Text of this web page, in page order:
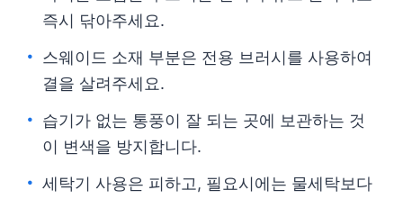
즉시 닦아주세요.
스웨이드 소재 부분은 전용 브러시를 사용하여
결을 살려주세요.
습기가 없는 통풍이 잘 되는 곳에 보관하는 것
이 변색을 방지합니다.
세탁기 사용은 피하고, 필요시에는 물세탁보다